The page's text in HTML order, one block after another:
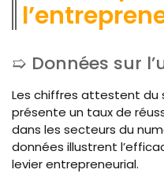
Données sur
Les chiffres attestent du
présente un taux de
dans les secteurs du
données illustrent
levier entrepreneurial.